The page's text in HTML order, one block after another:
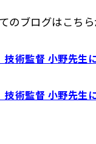
のブログはこち
技術監督 小野先生
技術監督 小野先生